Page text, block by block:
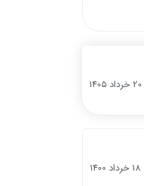
20 خرداد 1405
18 خرداد 1400